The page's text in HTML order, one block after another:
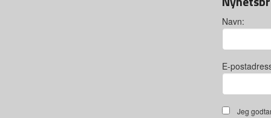
Navn:
E-
Jeg